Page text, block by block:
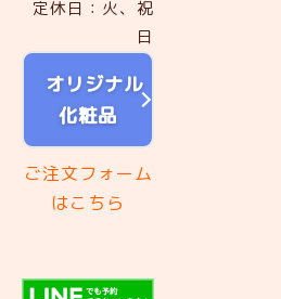
定休日：火、祝
日
オリジナル
化粧品
ご注文フォーム
はこちら